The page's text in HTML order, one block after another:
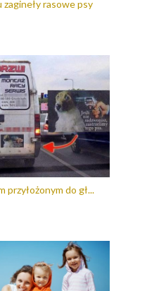
zagineły rasowe psy
przyłożonym do gł...